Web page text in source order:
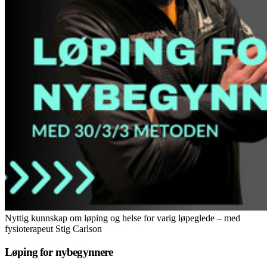
Nyttig kunnskap om løping og helse for varig løpeglede – med
fysioterapeut Stig Carlson
Løping for nybegynnere